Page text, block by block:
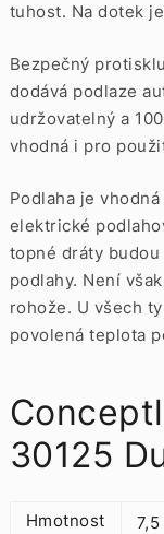
tuhost. Na dotek
Bezpečný
dodává podlaze
udržovatelný a
vhodná i pro
Podlaha je
elektrické
topné dráty
podlahy. Není
rohože. U všech
povolená teplota
30125
Hmotnost